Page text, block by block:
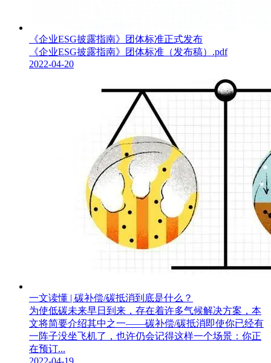
《企业ESG披露指南》团体标准正式发布
《企业ESG披露指南》团体标准（发布稿）.pdf
2022-04-20
一文读懂 | 碳补偿/碳抵消到底是什么？
为使低碳未来早日到来，存在着许多气候解决方案，本
文将简要介绍其中之一——碳补偿/碳抵消即使你已经有
一阵子没坐飞机了，也许仍会记得这样一个场景：你正
在预订...